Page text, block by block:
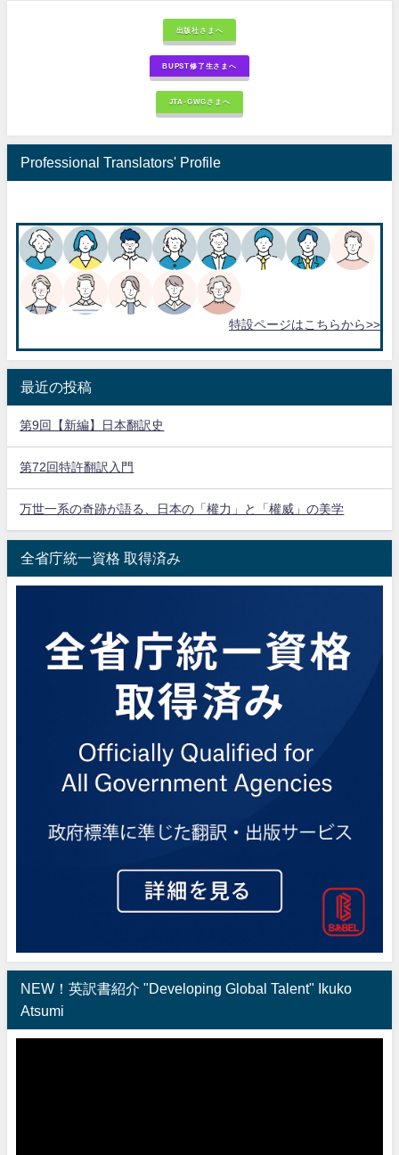
出版社さまへ
BUPST修了生さまへ
JTA-GWGさまへ
Professional Translators' Profile
特設ページはこちらから>>
最近の投稿
第9回【新編】日本翻訳史
第72回特許翻訳入門
万世一系の奇跡が語る、日本の「權力」と「權威」の美学
全省庁統一資格 取得済み
NEW！英訳書紹介 "Developing Global Talent" Ikuko
Atsumi